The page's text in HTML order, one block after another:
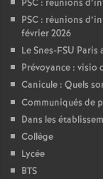
PSC : réunions
PSC : réunions
février 2026
Le Snes-FSU Paris
Prévoyance : visio
Canicule : Quels
Communiqués de
Dans les
Collège
Lycée
BTS